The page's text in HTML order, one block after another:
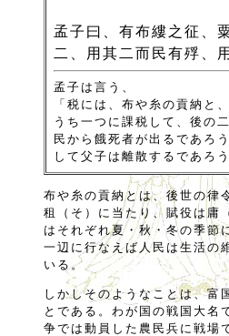
孟子曰、有布縷之征、
二、用其二而民有殍、
孟子は言う、
「税には、布や糸の貢納と
うち一つに課税して、後の
民から餓死者が出るであろ
して父子は離散するであろう
布や糸の貢納とは、後世の律
租（そ）に当たり、賦役は庸
はそれぞれ夏・秋・冬の季節
一辺に行なえば人民は生活の
いる。
しかしそのようなことは、富
とである。わが国の戦国大名
争では動員した農民兵に戦場